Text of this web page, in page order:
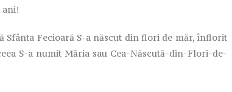
ani!
Fecioară S-a născut din flori de măr, înflorit
S-a numit Măria sau Cea-Născută-din-Flori-de-